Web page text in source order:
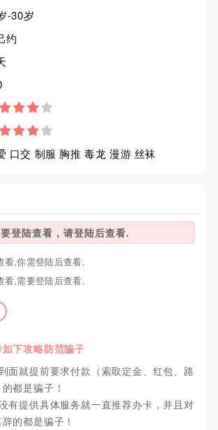
-30岁
约
口交 制服 胸推 毒龙 漫游 丝袜
登陆查看，请登陆后查看.
看,你需登陆后查看.
看,需要登陆后查看.
下攻略防范骗子
面就提前要求付款（索取定金、红包、路
都是骗子！
有提供具体服务就一直推荐办卡，并且对
的都是骗子！